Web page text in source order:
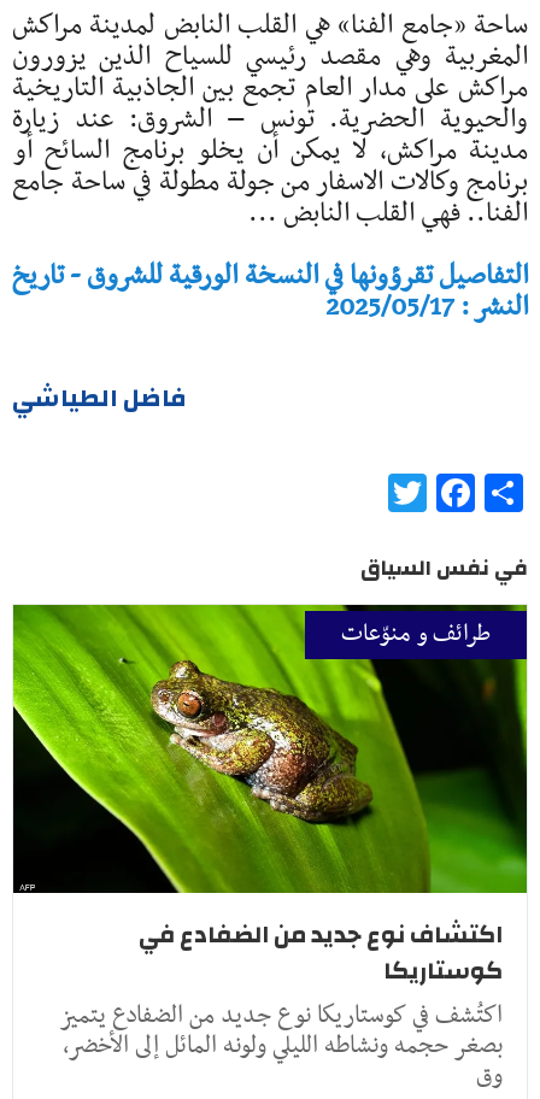
ساحة «جامع الفنا» هي القلب النابض لمدينة مراكش
المغربية وهي مقصد رئيسي للسياح الذين يزورون
مراكش على مدار العام تجمع بين الجاذبية التاريخية
والحيوية الحضرية. تونس – الشروق: عند زيارة
مدينة مراكش، لا يمكن أن يخلو برنامج السائح أو
برنامج وكالات الاسفار من جولة مطولة في ساحة جامع
الفنا.. فهي القلب النابض ...
التفاصيل تقرؤونها في النسخة الورقية للشروق - تاريخ
النشر : 2025/05/17
فاضل الطياشي
Share
Facebook
في نفس السياق
طرائف و منوّعات
اكتشاف نوع جديد من الضفادع في
كوستاريكا
اكتُشف في كوستاريكا نوع جديد من الضفادع يتميز
بصغر حجمه ونشاطه الليلي ولونه المائل إلى الأخضر،
وق